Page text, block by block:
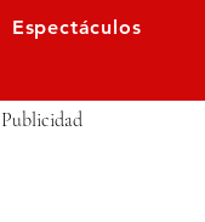
Espectáculos
Publicidad